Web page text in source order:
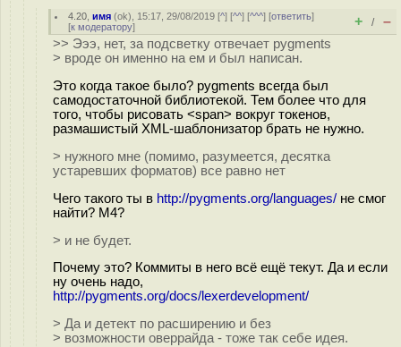
4.20 ,имя (ok), 15:17, 29/08/2019 [^] [^^] [^^^] [ответить]
[к модератору] + / –
>> Эээ, нет, за подсветку отвечает pygments
> вроде он именно на ем и был написан.
Это когда такое было? pygments всегда был
самодостаточной библиотекой. Тем более что для
того, чтобы рисовать <span> вокруг токенов,
размашистый XML-шаблонизатор брать не нужно.
> нужного мне (помимо, разумеется, десятка
устаревших форматов) все равно нет
Чего такого ты в http://pygments.org/languages/ не смог
найти? M4?
> и не будет.
Почему это? Коммиты в него всё ещё текут. Да и если
ну очень надо,
http://pygments.org/docs/lexerdevelopment/
> Да и детект по расширению и без
> возможности оверрайда - тоже так себе идея.